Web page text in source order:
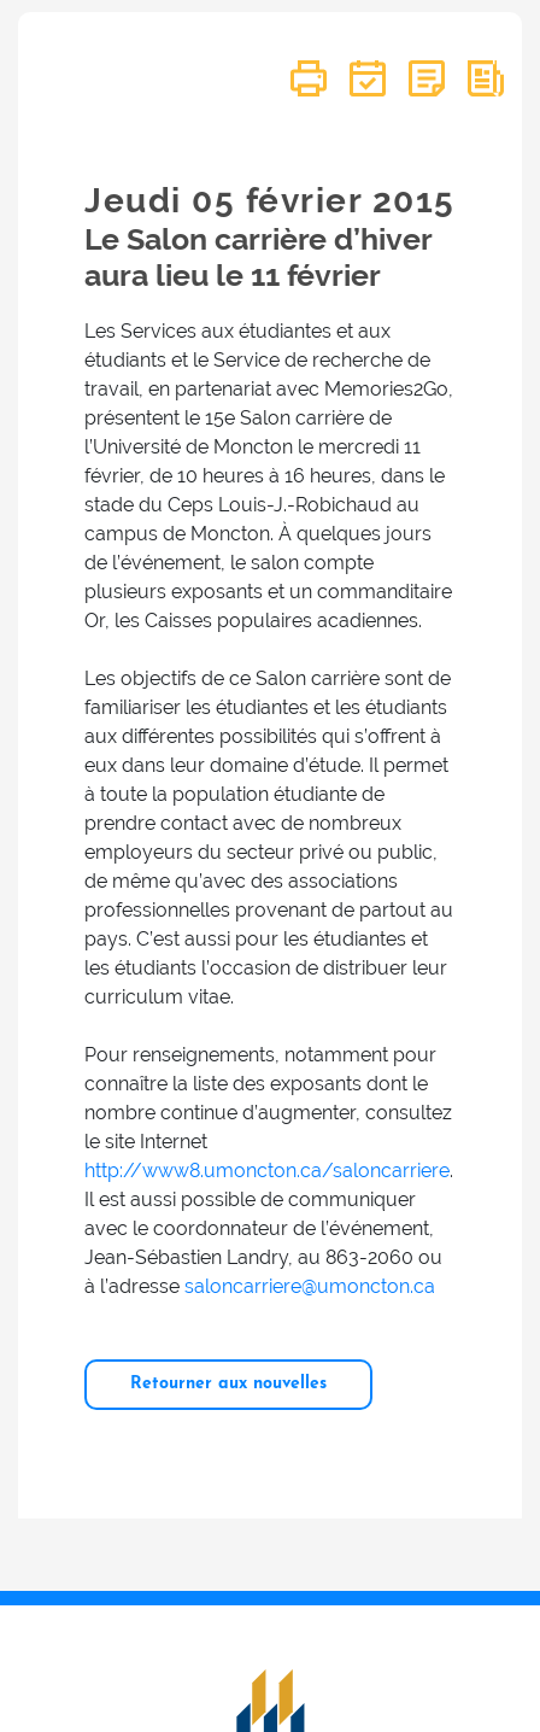
Jeudi 05 février 2015
Le Salon carrière d’hiver
aura lieu le 11 février
Les Services aux étudiantes et aux
étudiants et le Service de recherche de
travail, en partenariat avec Memories2Go,
présentent le 15e Salon carrière de
l’Université de Moncton le mercredi 11
février, de 10 heures à 16 heures, dans le
stade du Ceps Louis-J.-Robichaud au
campus de Moncton. À quelques jours
de l’événement, le salon compte
plusieurs exposants et un commanditaire
Or, les Caisses populaires acadiennes.
Les objectifs de ce Salon carrière sont de
familiariser les étudiantes et les étudiants
aux différentes possibilités qui s’offrent à
eux dans leur domaine d’étude. Il permet
à toute la population étudiante de
prendre contact avec de nombreux
employeurs du secteur privé ou public,
de même qu’avec des associations
professionnelles provenant de partout au
pays. C’est aussi pour les étudiantes et
les étudiants l’occasion de distribuer leur
curriculum vitae.
Pour renseignements, notamment pour
connaître la liste des exposants dont le
nombre continue d’augmenter, consultez
le site Internet
http://www8.umoncton.ca/saloncarriere.
Il est aussi possible de communiquer
avec le coordonnateur de l’événement,
Jean-Sébastien Landry, au 863-2060 ou
à l’adresse saloncarriere@umoncton.ca
Retourner aux nouvelles